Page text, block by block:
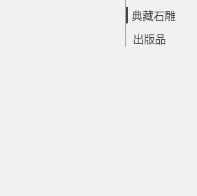
典藏石雕
出版品